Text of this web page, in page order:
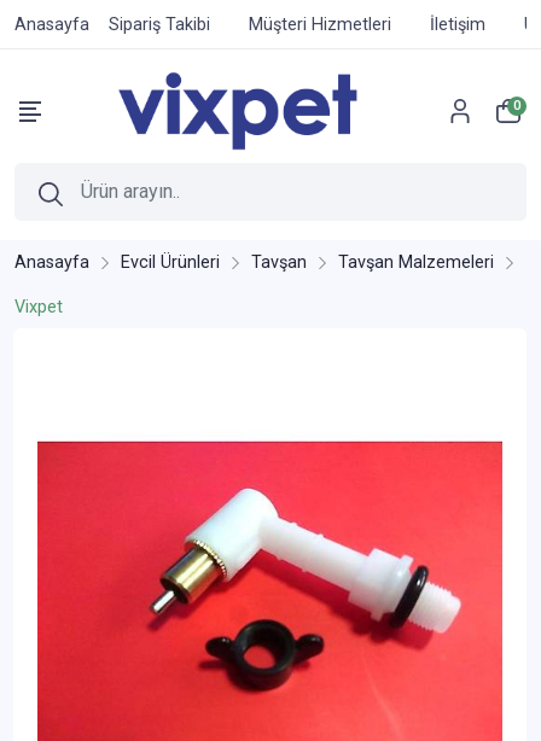
Anasayfa Sipariş Takibi Müşteri Hizmetleri İletişim
0
Anasayfa Evcil Ürünleri Tavşan Tavşan Malzemeleri
Vixpet